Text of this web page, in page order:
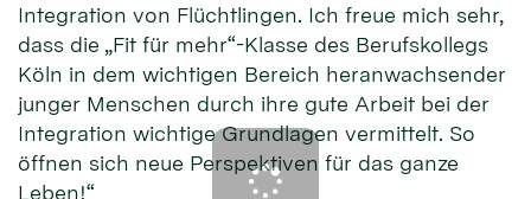
Integration von Flüchtlingen. Ich freue mich sehr,
dass die „Fit für mehr“-Klasse des Berufskollegs
Köln in dem wichtigen Bereich heranwachsender
junger Menschen durch ihre gute Arbeit bei der
Integration wichtige Grundlagen vermittelt. So
öffnen sich neue Perspektiven für das ganze
Leben!“